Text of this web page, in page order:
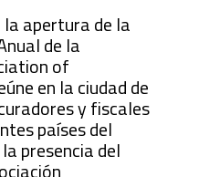
apertura de la
de la
of
en la ciudad de
y fiscales
países del
presencia del